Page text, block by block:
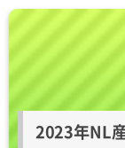
2023年NL